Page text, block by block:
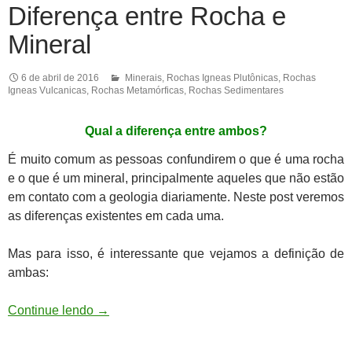
Diferença entre Rocha e
Mineral
6 de abril de 2016 Minerais Rochas Igneas Plutônicas Rochas
Igneas Vulcanicas Rochas Metamórficas Rochas Sedimentares
Qual a diferença entre ambos?
É muito comum as pessoas confundirem o que é uma rocha
e o que é um mineral, principalmente aqueles que não estão
em contato com a geologia diariamente. Neste post veremos
as diferenças existentes em cada uma.
Mas para isso, é interessante que vejamos a definição de
ambas:
Continue lendo →